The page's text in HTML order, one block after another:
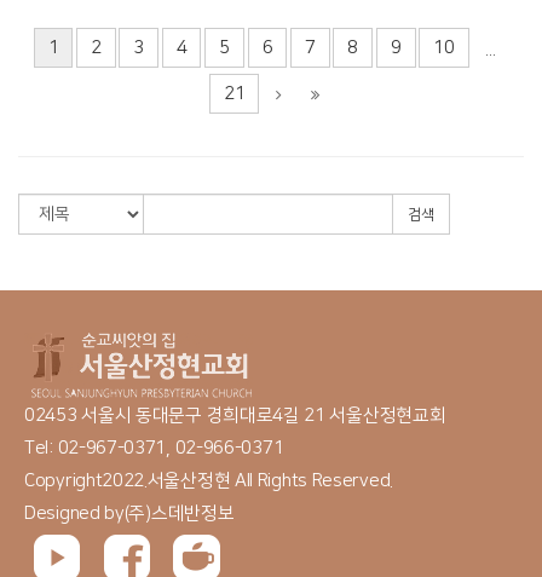
1 2 3 4 5 6 7 8 9 10
21
검색
02453 서울시 동대문구 경희대로4길 21 서울산정현교회
Tel: 02-967-0371, 02-966-0371
Copyright2022.서울산정현 All Rights Reserved.
Designed by(주)스데반정보